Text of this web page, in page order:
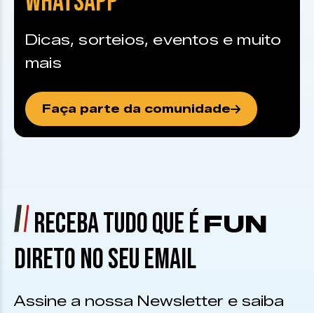
Dicas, sorteios, eventos e muito
mais
Faça parte da comunidade
RECEBA TUDO QUE É FUN
DIRETO NO SEU EMAIL
Assine a nossa Newsletter e saiba